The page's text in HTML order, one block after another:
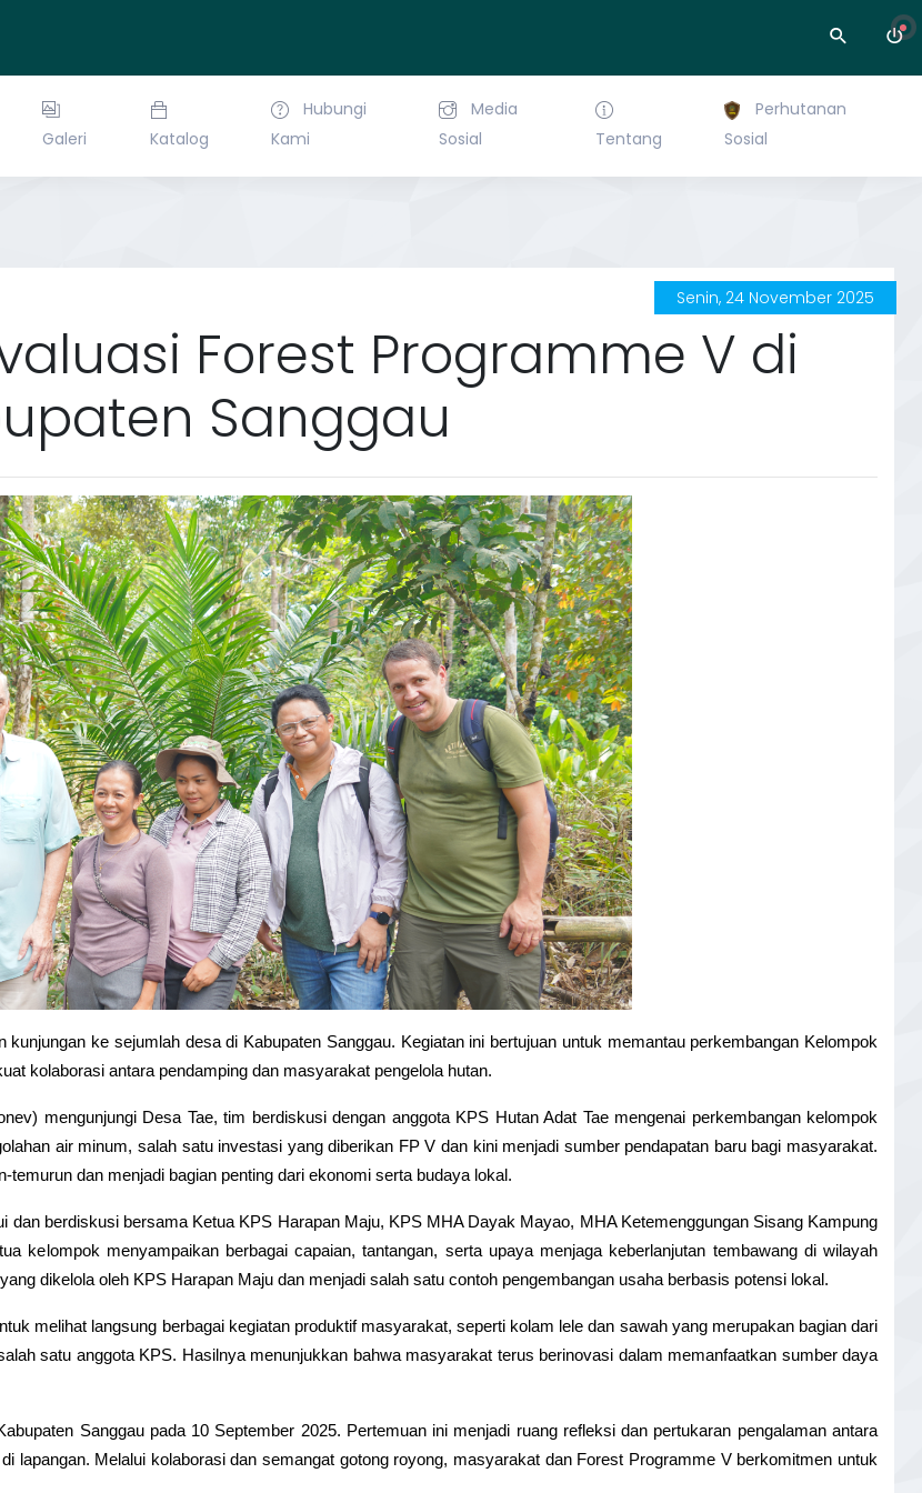
Galeri Katalog
Hubungi
Kami
Media
Sosial
Tentang
Perhutanan
Sosial
Senin, 24 November 2025
Forest Programme V di
Sanggau
kunjungan ke sejumlah desa di Kabupaten Sanggau. Kegiatan ini bertujuan untuk memantau perkembangan Kelompok
kolaborasi antara pendamping dan masyarakat pengelola hutan.
mengunjungi Desa Tae, tim berdiskusi dengan anggota KPS Hutan Adat Tae mengenai perkembangan kelompok
air minum, salah satu investasi yang diberikan FP V dan kini menjadi sumber pendapatan baru bagi masyarakat.
dan menjadi bagian penting dari ekonomi serta budaya lokal.
dan berdiskusi bersama Ketua KPS Harapan Maju, KPS MHA Dayak Mayao, MHA Ketemenggungan Sisang Kampung
kelompok menyampaikan berbagai capaian, tantangan, serta upaya menjaga keberlanjutan tembawang di wilayah
dikelola oleh KPS Harapan Maju dan menjadi salah satu contoh pengembangan usaha berbasis potensi lokal.
melihat langsung berbagai kegiatan produktif masyarakat, seperti kolam lele dan sawah yang merupakan bagian dari
satu anggota KPS. Hasilnya menunjukkan bahwa masyarakat terus berinovasi dalam memanfaatkan sumber daya
Sanggau pada 10 September 2025. Pertemuan ini menjadi ruang refleksi dan pertukaran pengalaman antara
lapangan. Melalui kolaborasi dan semangat gotong royong, masyarakat dan Forest Programme V berkomitmen untuk